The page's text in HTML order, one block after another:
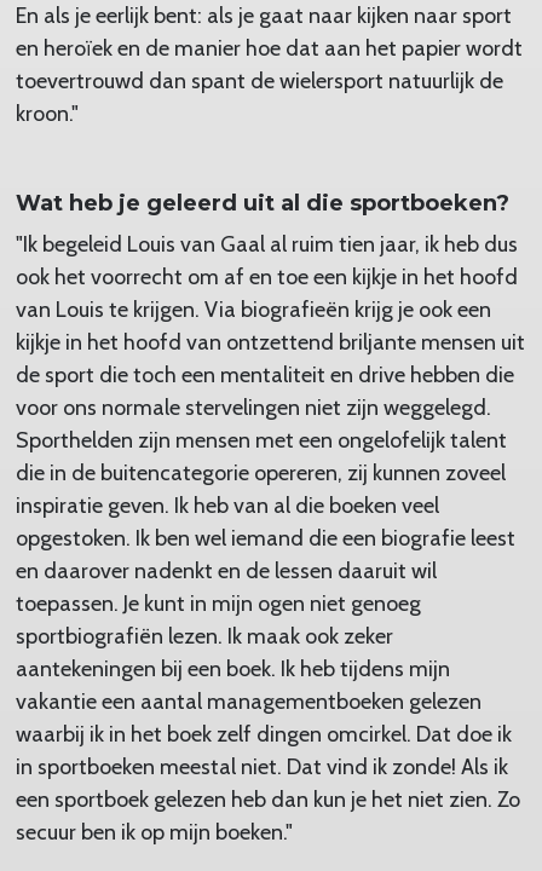
En als je eerlijk bent: als je gaat naar kijken naar sport
en heroïek en de manier hoe dat aan het papier wordt
toevertrouwd dan spant de wielersport natuurlijk de
kroon."
Wat heb je geleerd uit al die sportboeken?
"Ik begeleid Louis van Gaal al ruim tien jaar, ik heb dus
ook het voorrecht om af en toe een kijkje in het hoofd
van Louis te krijgen. Via biografieën krijg je ook een
kijkje in het hoofd van ontzettend briljante mensen uit
de sport die toch een mentaliteit en drive hebben die
voor ons normale stervelingen niet zijn weggelegd.
Sporthelden zijn mensen met een ongelofelijk talent
die in de buitencategorie opereren, zij kunnen zoveel
inspiratie geven. Ik heb van al die boeken veel
opgestoken. Ik ben wel iemand die een biografie leest
en daarover nadenkt en de lessen daaruit wil
toepassen. Je kunt in mijn ogen niet genoeg
sportbiografiën lezen. Ik maak ook zeker
aantekeningen bij een boek. Ik heb tijdens mijn
vakantie een aantal managementboeken gelezen
waarbij ik in het boek zelf dingen omcirkel. Dat doe ik
in sportboeken meestal niet. Dat vind ik zonde! Als ik
een sportboek gelezen heb dan kun je het niet zien. Zo
secuur ben ik op mijn boeken."